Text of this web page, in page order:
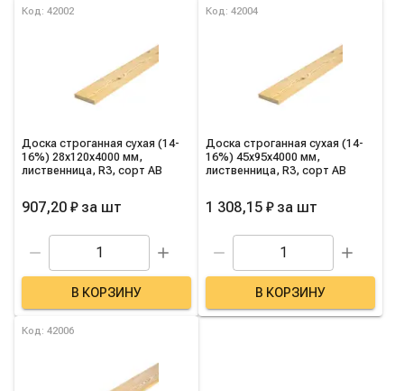
Код: 42002
Доска строганная сухая (14-
16%) 28х120х4000 мм,
лиственница, R3, сорт AB
907,20 ₽ за шт
В КОРЗИНУ
Код: 42004
Доска строганная сухая (14-
16%) 45х95х4000 мм,
лиственница, R3, сорт AB
1 308,15 ₽ за шт
В КОРЗИНУ
Код: 42006